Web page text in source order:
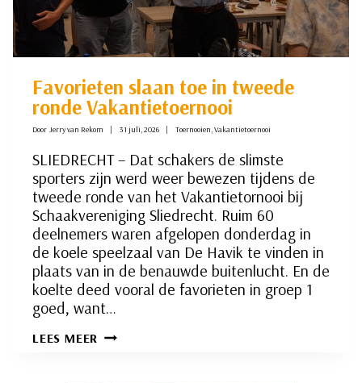
Favorieten slaan toe in tweede
ronde Vakantietoernooi
Door Jerry van Rekom 31 juli, 2026 Toernooien,Vakantietoernooi
SLIEDRECHT – Dat schakers de slimste
sporters zijn werd weer bewezen tijdens de
tweede ronde van het Vakantietornooi bij
Schaakvereniging Sliedrecht. Ruim 60
deelnemers waren afgelopen donderdag in
de koele speelzaal van De Havik te vinden in
plaats van in de benauwde buitenlucht. En de
koelte deed vooral de favorieten in groep 1
goed, want…
LEES MEER FAVORIETEN